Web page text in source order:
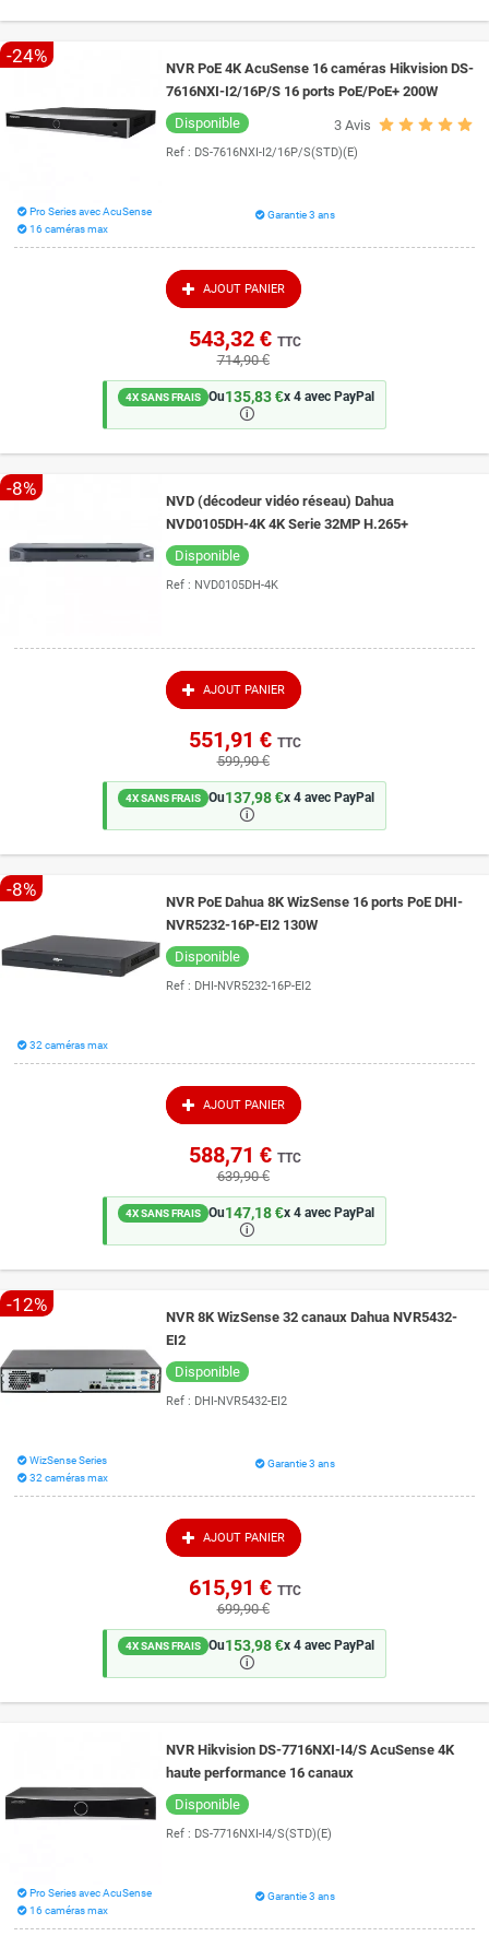
-24%
NVR PoE 4K AcuSense 16 caméras Hikvision DS-
7616NXI-I2/16P/S 16 ports PoE/PoE+ 200W
3Avis
Disponible
Ref : DS-7616NXI-I2/16P/S(STD)(E)
Pro Series avec AcuSense
16 caméras max
Garantie 3 ans
AJOUT PANIER
543,32 € TTC
714,90 €
4X SANS FRAIS Ou135,83 €x 4 avec PayPal
🛈
-8%
NVD (décodeur vidéo réseau) Dahua
NVD0105DH-4K 4K Serie 32MP H.265+
Disponible
Ref : NVD0105DH-4K
AJOUT PANIER
551,91 € TTC
599,90 €
4X SANS FRAIS Ou137,98 €x 4 avec PayPal
🛈
-8%
NVR PoE Dahua 8K WizSense 16 ports PoE DHI-
NVR5232-16P-EI2 130W
Disponible
Ref : DHI-NVR5232-16P-EI2
32 caméras max
AJOUT PANIER
588,71 € TTC
639,90 €
4X SANS FRAIS Ou147,18 €x 4 avec PayPal
🛈
-12%
NVR 8K WizSense 32 canaux Dahua NVR5432-
EI2
Disponible
Ref : DHI-NVR5432-EI2
WizSense Series
32 caméras max
Garantie 3 ans
AJOUT PANIER
615,91 € TTC
699,90 €
4X SANS FRAIS Ou153,98 €x 4 avec PayPal
🛈
NVR Hikvision DS-7716NXI-I4/S AcuSense 4K
haute performance 16 canaux
Disponible
Ref : DS-7716NXI-I4/S(STD)(E)
Pro Series avec AcuSense
16 caméras max
Garantie 3 ans